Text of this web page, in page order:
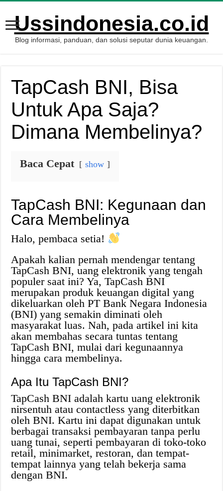
Ussindonesia.co.id
Blog informasi, panduan, dan solusi seputar dunia keuangan.
TapCash BNI, Bisa
Untuk Apa Saja?
Dimana Membelinya?
Baca Cepat show
TapCash BNI: Kegunaan dan
Cara Membelinya
Halo, pembaca setia!
Apakah kalian pernah mendengar tentang
TapCash BNI, uang elektronik yang tengah
populer saat ini? Ya, TapCash BNI
merupakan produk keuangan digital yang
dikeluarkan oleh PT Bank Negara Indonesia
(BNI) yang semakin diminati oleh
masyarakat luas. Nah, pada artikel ini kita
akan membahas secara tuntas tentang
TapCash BNI, mulai dari kegunaannya
hingga cara membelinya.
Apa Itu TapCash BNI?
TapCash BNI adalah kartu uang elektronik
nirsentuh atau contactless yang diterbitkan
oleh BNI. Kartu ini dapat digunakan untuk
berbagai transaksi pembayaran tanpa perlu
uang tunai, seperti pembayaran di toko-toko
retail, minimarket, restoran, dan tempat-
tempat lainnya yang telah bekerja sama
dengan BNI.